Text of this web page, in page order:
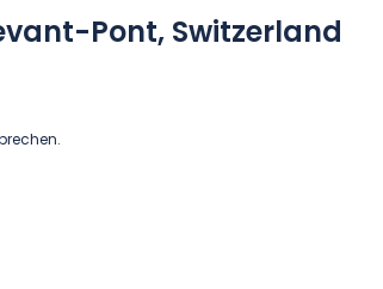
Pont, Switzerland